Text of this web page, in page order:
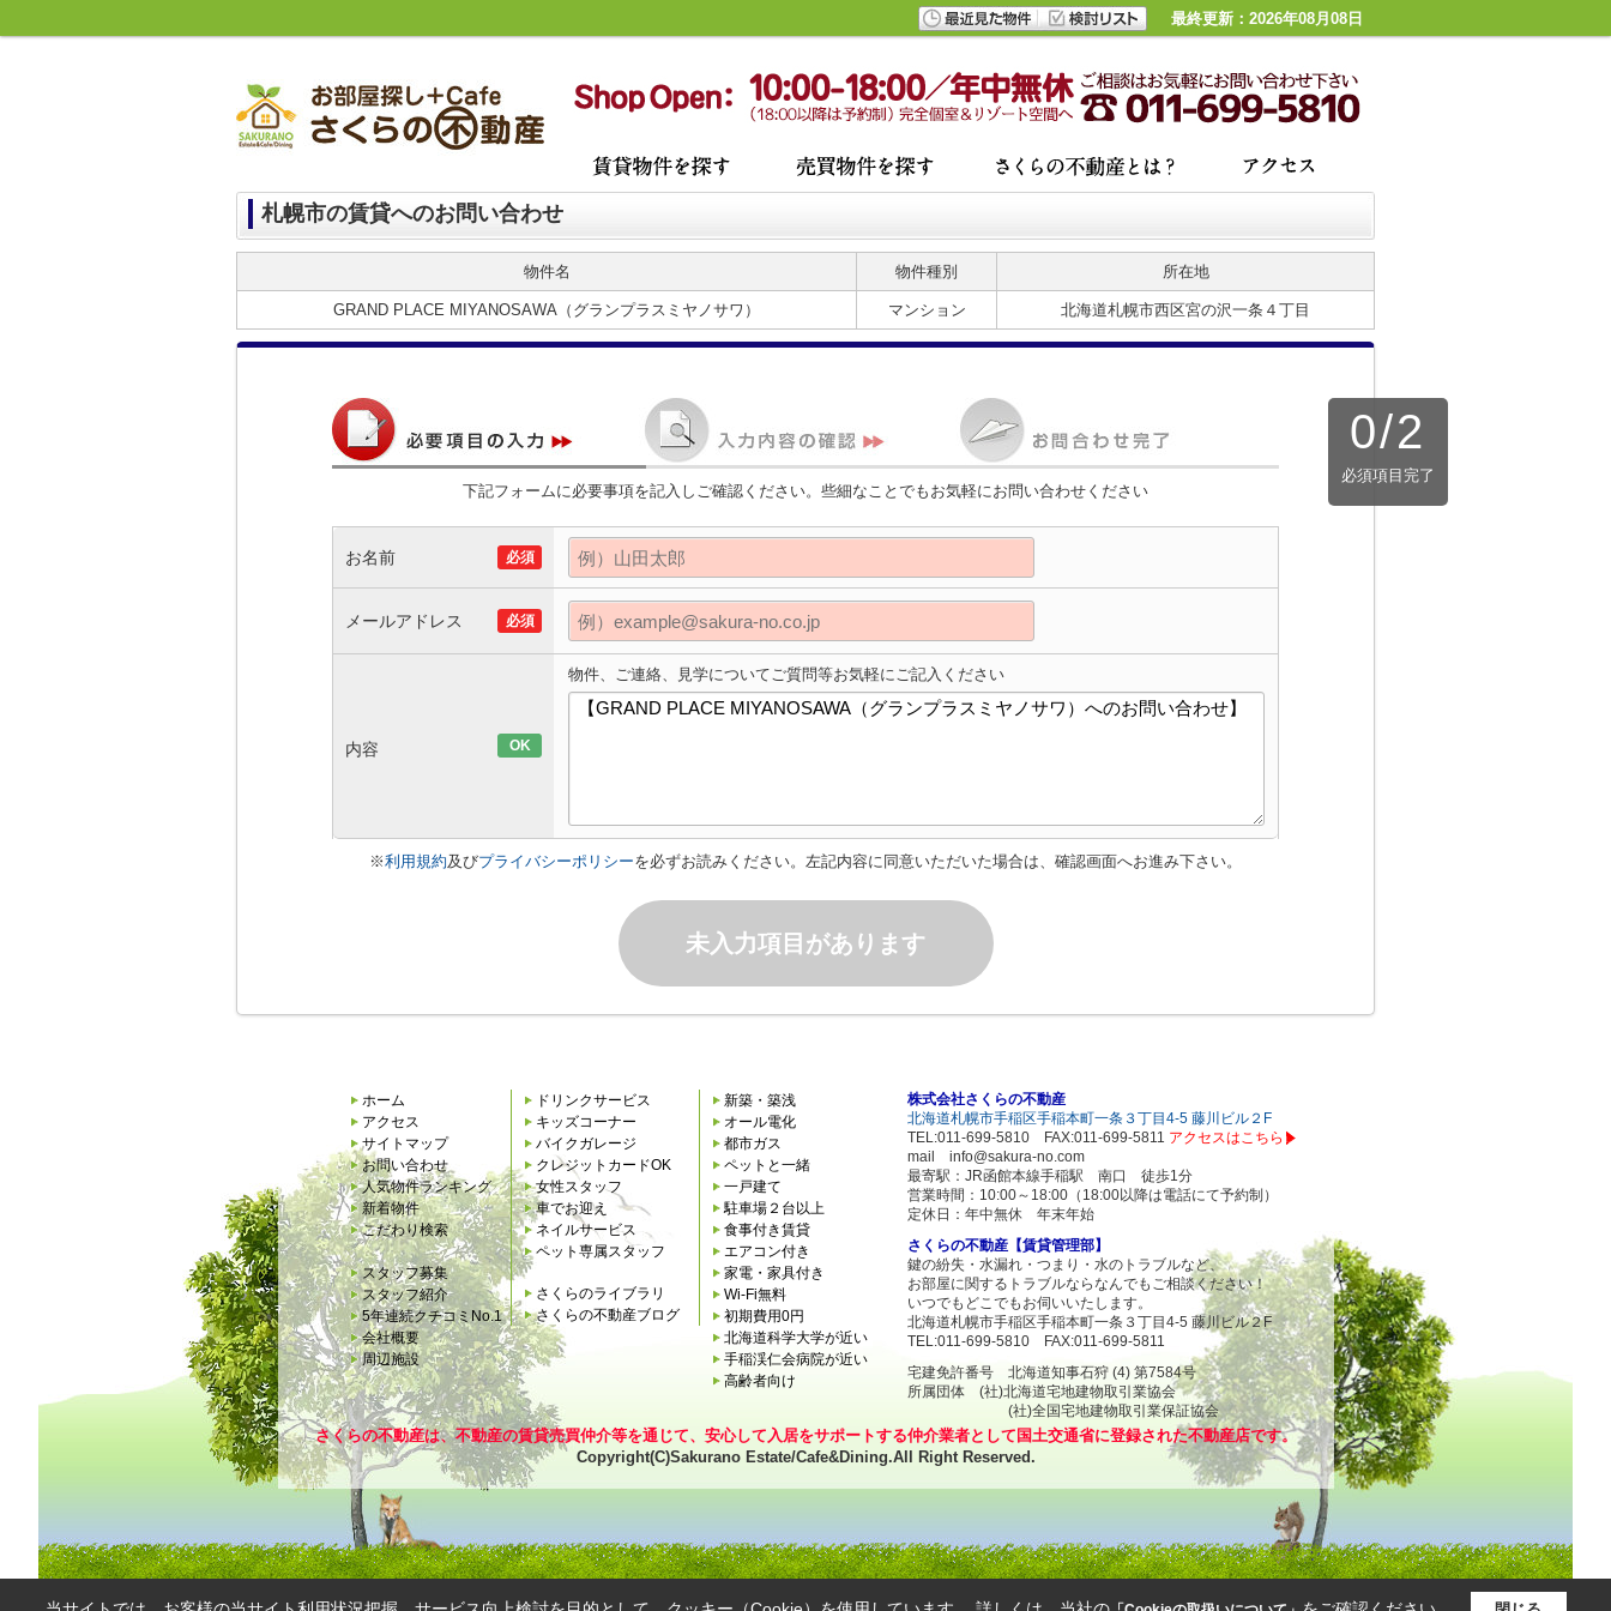
最終更新：2026年08月08日
札幌市の賃貸へのお問い合わせ
物件名 物件種別 所在地
GRAND PLACE MIYANOSAWA（グランプラスミヤノサワ） マンション 北海道札幌市西区宮の沢一条４丁目
0/2
必須項目完了
下記フォームに必要事項を記入しご確認ください。些細なことでもお気軽にお問い合わせください
お名前 必須
メールアドレス 必須
内容 OK
物件、ご連絡、見学についてご質問等お気軽にご記入ください
※利用規約及びプライバシーポリシーを必ずお読みください。左記内容に同意いただいた場合は、確認画面へお進み下さい。
未入力項目があります
ホーム
アクセス
サイトマップ
お問い合わせ
人気物件ランキング
新着物件
こだわり検索
スタッフ募集
スタッフ紹介
5年連続クチコミNo.1
会社概要
周辺施設
ドリンクサービス
キッズコーナー
バイクガレージ
クレジットカードOK
女性スタッフ
車でお迎え
ネイルサービス
ペット専属スタッフ
さくらのライブラリ
さくらの不動産ブログ
新築・築浅
オール電化
都市ガス
ペットと一緒
一戸建て
駐車場２台以上
食事付き賃貸
エアコン付き
家電・家具付き
Wi-Fi無料
初期費用0円
北海道科学大学が近い
手稲渓仁会病院が近い
高齢者向け
株式会社さくらの不動産
北海道札幌市手稲区手稲本町一条３丁目4-5 藤川ビル２F
TEL:011-699-5810 FAX:011-699-5811 アクセスはこちら
mail info@sakura-no.com
最寄駅：JR函館本線手稲駅 南口 徒歩1分
営業時間：10:00～18:00（18:00以降は電話にて予約制）
定休日：年中無休 年末年始
さくらの不動産【賃貸管理部】
鍵の紛失・水漏れ・つまり・水のトラブルなど、
お部屋に関するトラブルならなんでもご相談ください！
いつでもどこでもお伺いいたします。
北海道札幌市手稲区手稲本町一条３丁目4-5 藤川ビル２F
TEL:011-699-5810 FAX:011-699-5811
宅建免許番号 北海道知事石狩 (4) 第7584号
所属団体 (社)北海道宅地建物取引業協会
(社)全国宅地建物取引業保証協会
さくらの不動産は、不動産の賃貸売買仲介等を通じて、安心して入居をサポートする仲介業者として国土交通省に登録された不動産店です。
Copyright(C)Sakurano Estate/Cafe&Dining.All Right Reserved.